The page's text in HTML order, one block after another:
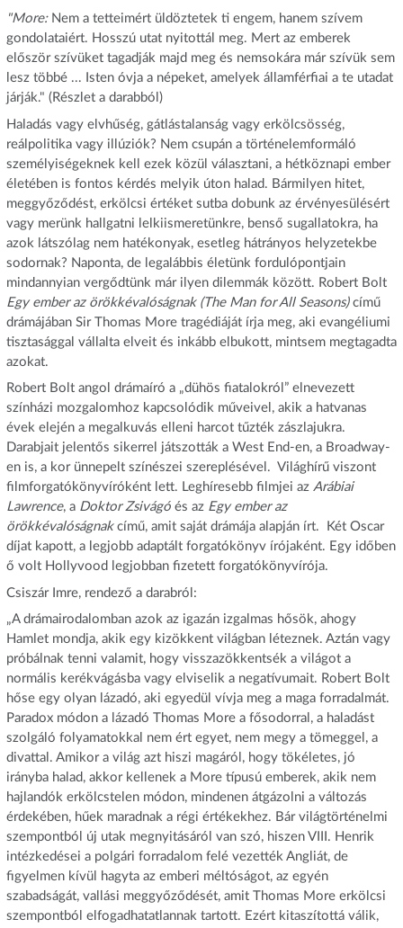
"More:Nem a tetteimért üldöztetek ti engem, hanem szívem
gondolataiért. Hosszú utat nyitottál meg. Mert az emberek
először szívüket tagadják majd meg és nemsokára már szívük sem
lesz többé ... Isten óvja a népeket, amelyek államférfiai a te utadat
járják." (Részlet a darabból)
Haladás vagy elvhűség, gátlástalanság vagy erkölcsösség,
reálpolitika vagy illúziók? Nem csupán a történelemformáló
személyiségeknek kell ezek közül választani, a hétköznapi ember
életében is fontos kérdés melyik úton halad. Bármilyen hitet,
meggyőződést, erkölcsi értéket sutba dobunk az érvényesülésért
vagy merünk hallgatni lelkiismeretünkre, benső sugallatokra, ha
azok látszólag nem hatékonyak, esetleg hátrányos helyzetekbe
sodornak? Naponta, de legalábbis életünk fordulópontjain
mindannyian vergődtünk már ilyen dilemmák között. Robert Bolt
Egy ember az örökkévalóságnak (The Man for All Seasons)című
drámájában Sir Thomas More tragédiáját írja meg, aki evangéliumi
tisztasággal vállalta elveit és inkább elbukott, mintsem megtagadta
azokat.
Robert Bolt angol drámaíró a „dühös fiatalokról” elnevezett
színházi mozgalomhoz kapcsolódik műveivel, akik a hatvanas
évek elején a megalkuvás elleni harcot tűzték zászlajukra.
Darabjait jelentős sikerrel játszották a West End-en, a Broadway-
en is, a kor ünnepelt színészei szereplésével. Világhírű viszont
filmforgatókönyvíróként lett. Leghíresebb filmjei az Arábiai
Lawrence, a Doktor Zsivágóés az Egy ember az
örökkévalóságnakcímű, amit saját drámája alapján írt. Két Oscar
díjat kapott, a legjobb adaptált forgatókönyv írójaként. Egy időben
ő volt Hollyvood legjobban fizetett forgatókönyvírója.
Csiszár Imre, rendező a darabról:
„A drámairodalomban azok az igazán izgalmas hősök, ahogy
Hamlet mondja, akik egy kizökkent világban léteznek. Aztán vagy
próbálnak tenni valamit, hogy visszazökkentsék a világot a
normális kerékvágásba vagy elviselik a negatívumait. Robert Bolt
hőse egy olyan lázadó, aki egyedül vívja meg a maga forradalmát.
Paradox módon a lázadó Thomas More a fősodorral, a haladást
szolgáló folyamatokkal nem ért egyet, nem megy a tömeggel, a
divattal. Amikor a világ azt hiszi magáról, hogy tökéletes, jó
irányba halad, akkor kellenek a More típusú emberek, akik nem
hajlandók erkölcstelen módon, mindenen átgázolni a változás
érdekében, hűek maradnak a régi értékekhez. Bár világtörténelmi
szempontból új utak megnyitásáról van szó, hiszen VIII. Henrik
intézkedései a polgári forradalom felé vezették Angliát, de
figyelmen kívül hagyta az emberi méltóságot, az egyén
szabadságát, vallási meggyőződését, amit Thomas More erkölcsi
szempontból elfogadhatatlannak tartott. Ezért kitaszítottá válik,